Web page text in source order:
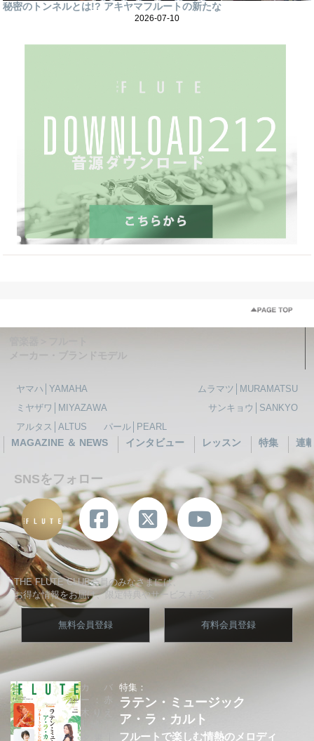
秘密のトンネルとは!? アキヤマフルートの新たな
2026-07-10
ヤマハ│YAMAHA
ムラマツ│MURAMATSU
ミヤザワ│MIYAZAWA
サンキョウ│SANKYO
アルタス│ALTUS
パール│PEARL
MAGAZINE ＆ NEWS インタビュー レッスン 特集 連
SNSをフォロー
THE FLUTE CLUB会員のみなさまには、
お得な情報をお届け、限定特典やサービスも充実
無料会員登録 有料会員登録
特集：
ラテン・ミュージック
ア・ラ・カルト
フルートで楽しむ情熱のメロディ
カバ
ー：赤
木りえ